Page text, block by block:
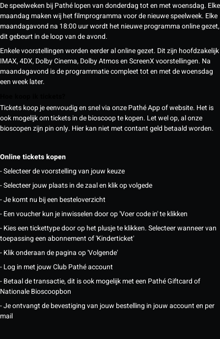
De speelweken bij Pathé lopen van donderdag tot en met woensdag. Elke
maandag maken wij het filmprogramma voor de nieuwe speelweek. Elke
maandagavond na 18:00 uur wordt het nieuwe programma online gezet,
dit gebeurt in de loop van de avond.
Enkele voorstellingen worden eerder al online gezet. Dit zijn hoofdzakelijk
IMAX, 4DX, Dolby Cinema, Dolby Atmos en ScreenX voorstellingen. Na
maandagavond is de programmatie compleet tot en met de woensdag
een week later.
Tickets koop je eenvoudig en snel via onze Pathé App of website. Het is
ook mogelijk om tickets in de bioscoop te kopen. Let wel op, al onze
bioscopen zijn pin only. Hier kan niet met contant geld betaald worden.
Online tickets kopen
- Selecteer de voorstelling van jouw keuze
- Selecteer jouw plaats in de zaal en klik op volgede
- Je komt nu bij een besteloverzicht
- Een voucher kun je inwisselen door op 'Voer code in' te klikken
- Kies een tickettype door op het plusje te klikken. Selecteer wanneer van
toepassing een abonnement of 'Kinderticket'
- Klik onderaan de pagina op 'Volgende'
- Log in met jouw Club Pathé account
- Betaal de transactie, dit is ook mogelijk met een Pathé Giftcard of
Nationale Bioscoopbon
- Je ontvangt de bevestiging van jouw bestelling in jouw account en per
mail